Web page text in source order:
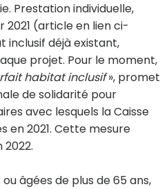
Prestation individuelle,
2021 (article en lien ci-
inclusif déjà existant,
projet. Pour le moment,
habitat inclusif», promet
de solidarité pour
avec lesquels la Caisse
en 2021. Cette mesure
âgées de plus de 65 ans,